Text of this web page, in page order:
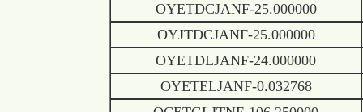
OYETDCJANF-25.000000
OYJTDCJANF-25.000000
OYETDLJANF-24.000000
OYETELJANF-0.032768